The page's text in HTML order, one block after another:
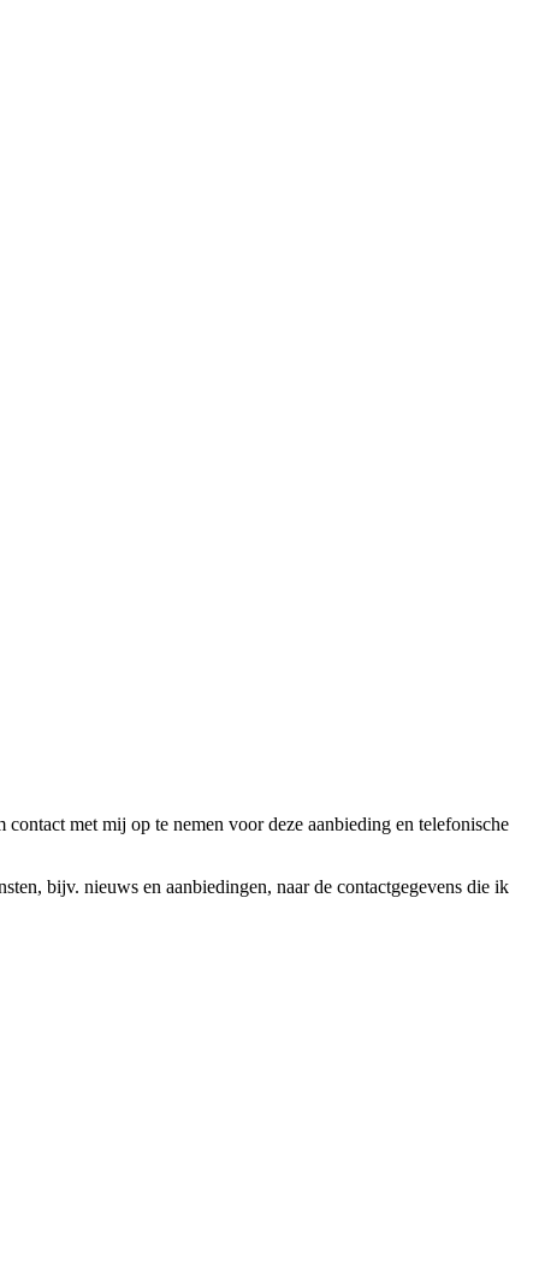
met mij op te nemen voor deze aanbieding en telefonische
bijv. nieuws en aanbiedingen, naar de contactgegevens die ik